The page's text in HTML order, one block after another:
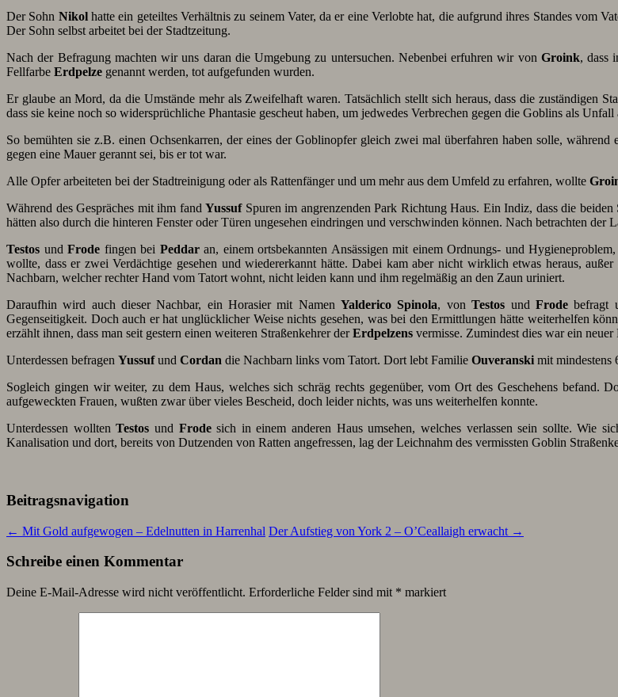
Der Sohn Nikolhatte ein geteiltes Verhältnis zu seinem Vater, da er eine Verlobte hat, die aufgrund ihres Standes vom
Der Sohn selbst arbeitet bei der Stadtzeitung.
Nach der Befragung machten wir uns daran die Umgebung zu untersuchen. Nebenbei erfuhren wir von Groink, dass
Fellfarbe Erdpelze genannt werden, tot aufgefunden wurden.
Er glaube an Mord, da die Umstände mehr als Zweifelhaft waren. Tatsächlich stellt sich heraus, dass die zuständigen
dass sie keine noch so widersprüchliche Phantasie gescheut haben, um jedwedes Verbrechen gegen die Goblins als Unfall
So bemühten sie z.B. einen Ochsenkarren, der eines der Goblinopfer gleich zwei mal überfahren haben solle,
gegen eine Mauer gerannt sei, bis er tot war.
Alle Opfer arbeiteten bei der Stadtreinigung oder als Rattenfänger und um mehr aus dem Umfeld zu erfahren, wollte
Während des Gespräches mit ihm fand YussufSpuren im angrenzenden Park Richtung Haus. Ein Indiz, dass die
hätten also durch die hinteren Fenster oder Türen ungesehen eindringen und verschwinden können. Nach betrachten
Testos und Frode fingen bei Peddaran, einem ortsbekannten Ansässigen mit einem Ordnungs- und
wollte, dass er zwei Verdächtige gesehen und wiedererkannt hätte. Dabei kam aber nicht wirklich etwas heraus,
Nachbarn, welcher rechter Hand vom Tatort wohnt, nicht leiden kann und ihm regelmäßig an den Zaun uriniert.
Daraufhin wird auch dieser Nachbar, ein Horasier mit NamenYalderico Spinola, vonTestos und Frodebefragt
Gegenseitigkeit. Doch auch er hat unglücklicher Weise nichts gesehen, was bei den Ermittlungen hätte weiterhelfen
erzählt ihnen, dass man seit gestern einen weiteren Straßenkehrer derErdpelzens vermisse. Zumindest dies war ein neuer
Unterdessen befragen Yussufund Cordan die Nachbarn links vom Tatort. Dort lebt Familie Ouveranski mit mindestens
Sogleich gingen wir weiter, zu dem Haus, welches sich schräg rechts gegenüber, vom Ort des Geschehens befand.
aufgeweckten Frauen, wußten zwar über vieles Bescheid, doch leider nichts, was uns weiterhelfen konnte.
Unterdessen wolltenTestos und Frodesich in einem anderen Haus umsehen, welches verlassen sein sollte. Wie
Kanalisation und dort, bereits von Dutzenden von Ratten angefressen, lag der Leichnahm des vermissten Goblin
Beitragsnavigation
← Mit Gold aufgewogen – Edelnutten in Harrenhal Der Aufstieg von York 2 – O’Ceallaigh erwacht →
Schreibe einen Kommentar
Deine E-Mail-Adresse wird nicht veröffentlicht. Erforderliche Felder sind mit * markiert